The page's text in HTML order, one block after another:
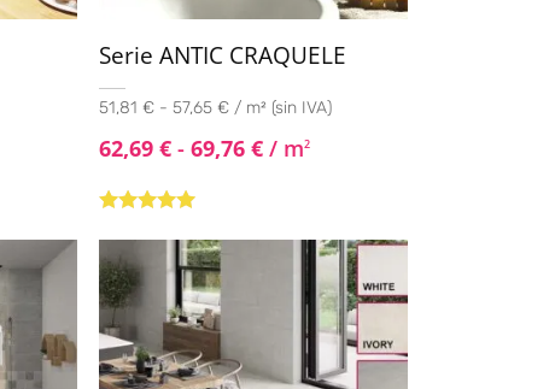
Serie ANTIC CRAQUELE
51,81 € - 57,65 € / m² (sin IVA)
62,69 € - 69,76 €/ m2
5.00de 5